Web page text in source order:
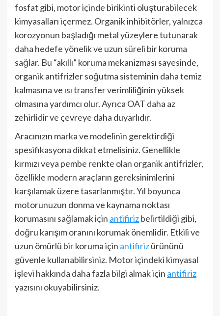
fosfat gibi, motor içinde birikinti oluşturabilecek
kimyasalları içermez. Organik inhibitörler, yalnızca
korozyonun başladığı metal yüzeylere tutunarak
daha hedefe yönelik ve uzun süreli bir koruma
sağlar. Bu “akıllı” koruma mekanizması sayesinde,
organik antifrizler soğutma sisteminin daha temiz
kalmasına ve ısı transfer verimliliğinin yüksek
olmasına yardımcı olur. Ayrıca OAT daha az
zehirlidir ve çevreye daha duyarlıdır.
Aracınızın marka ve modelinin gerektirdiği
spesifikasyona dikkat etmelisiniz. Genellikle
kırmızı veya pembe renkte olan organik antifrizler,
özellikle modern araçların gereksinimlerini
karşılamak üzere tasarlanmıştır. Yıl boyunca
motorunuzun donma ve kaynama noktası
korumasını sağlamak için antifirizbelirtildiği gibi,
doğru karışım oranını korumak önemlidir. Etkili ve
uzun ömürlü bir koruma için antifirizürününü
güvenle kullanabilirsiniz. Motor içindeki kimyasal
işlevi hakkında daha fazla bilgi almak için antifiriz
yazısını okuyabilirsiniz.